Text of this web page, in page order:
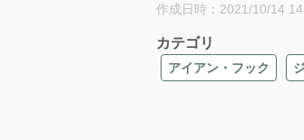
作成日時：2021/10/14
カテゴリ
アイアン・フック